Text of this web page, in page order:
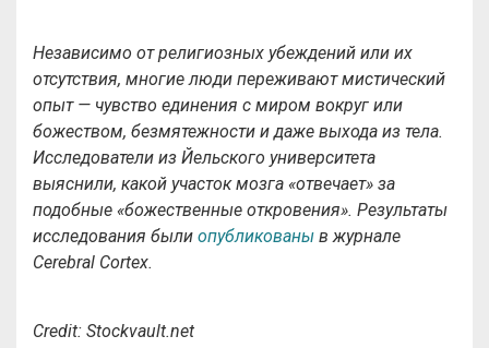
Независимо от религиозных убеждений или их
отсутствия, многие люди переживают мистический
опыт — чувство единения с миром вокруг или
божеством, безмятежности и даже выхода из тела.
Исследователи из Йельского университета
выяснили, какой участок мозга «отвечает» за
подобные «божественные откровения». Результаты
исследования были опубликованы в журнале
Cerebral Cortex.
Credit: Stockvault.net